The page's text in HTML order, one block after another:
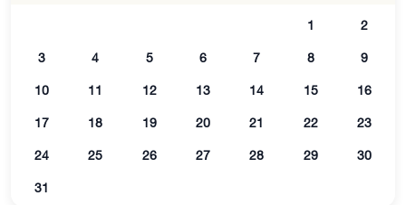
1 2
3 4 5 6 7 8 9
10 11 12 13 14 15 16
17 18 19 20 21 22 23
24 25 26 27 28 29 30
31